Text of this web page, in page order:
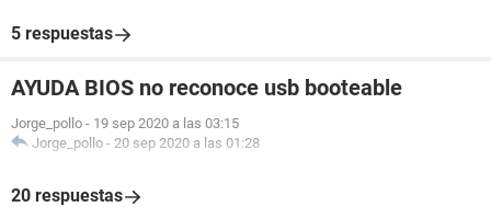
5 respuestas
AYUDA BIOS no reconoce usb booteable
Jorge_pollo - 19 sep 2020 a las 03:15
Jorge_pollo - 20 sep 2020 a las 01:28
20 respuestas